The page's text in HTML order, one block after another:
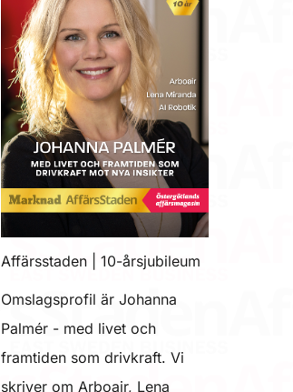
Affärsstaden | 10-årsjubileum
Omslagsprofil är Johanna
Palmér - med livet och
framtiden som drivkraft. Vi
skriver om Arboair, Lena